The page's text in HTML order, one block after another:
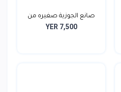
صانع الجوزية صغيره من
ك...
YER 7,500